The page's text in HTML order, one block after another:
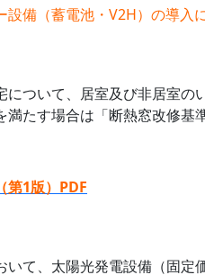
備（蓄電池・V2H）の導入
ついて、居室及び非居室
たす場合は「断熱窓改修基
第1版）PDF
て、太陽光発電設備（固